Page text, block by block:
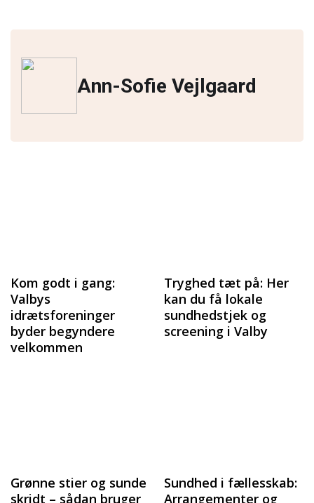
Ann-Sofie Vejlgaard
Kom godt i gang:
Valbys
idrætsforeninger
byder begyndere
velkommen
Tryghed tæt på: Her
kan du få lokale
sundhedstjek og
screening i Valby
Grønne stier og sunde
skridt – sådan bruger
Sundhed i fællesskab:
Arrangementer og